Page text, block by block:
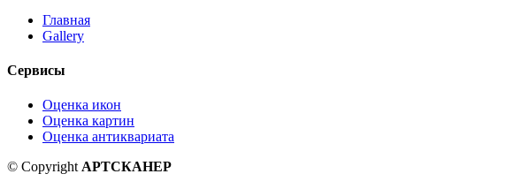
Главная
Gallery
Сервисы
Оценка икон
Оценка картин
Оценка антиквариата
© CopyrightАРТСКАНЕР